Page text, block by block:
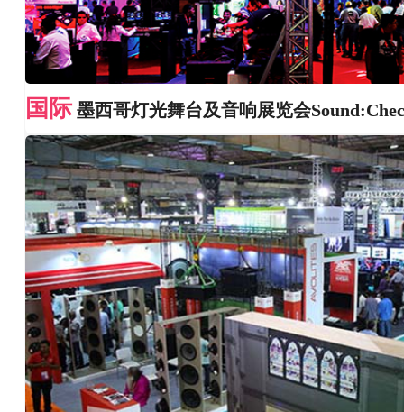
国际 墨西哥灯光舞台及音响展览会